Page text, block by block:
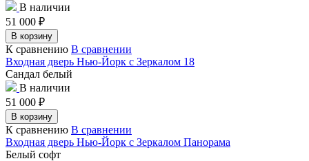
В наличии
51 000 ₽
В корзину
К сравнению В сравнении
Входная дверь Нью-Йорк с Зеркалом 18
Сандал белый
В наличии
51 000 ₽
В корзину
К сравнению В сравнении
Входная дверь Нью-Йорк с Зеркалом Панорама
Белый софт